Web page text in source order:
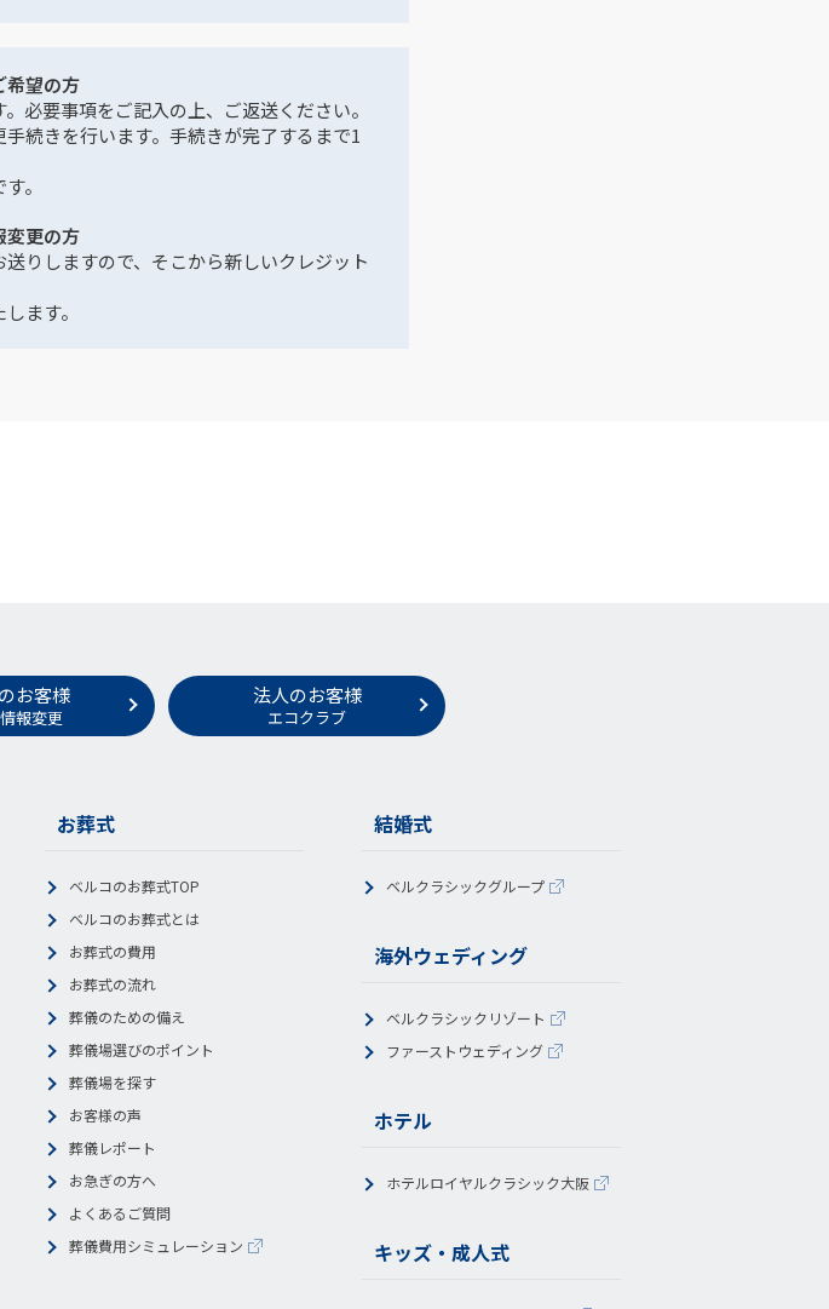
希望の方
必要事項をご記入の上、ご返送ください。
続きを行います。手続きが完了するまで1
。
変更の方
りしますので、そこから新しいクレジット
ます。
お客様
報変更
法人のお客様
エコクラブ
お葬式
ベルコのお葬式TOP
ベルコのお葬式とは
お葬式の費用
お葬式の流れ
葬儀のための備え
葬儀場選びのポイント
葬儀場を探す
お客様の声
葬儀レポート
お急ぎの方へ
よくあるご質問
葬儀費用シミュレーション
結婚式
ベルクラシックグループ
海外ウェディング
ベルクラシックリゾート
ファーストウェディング
ホテル
ホテルロイヤルクラシック大阪
キッズ・成人式